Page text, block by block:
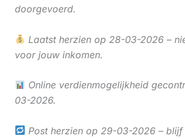
doorgevoerd.
Laatst herzien op 28-03-2026 –
voor jouw inkomen.
Online verdienmogelijkheid
03-2026.
Post herzien op 29-03-2026 – blijf